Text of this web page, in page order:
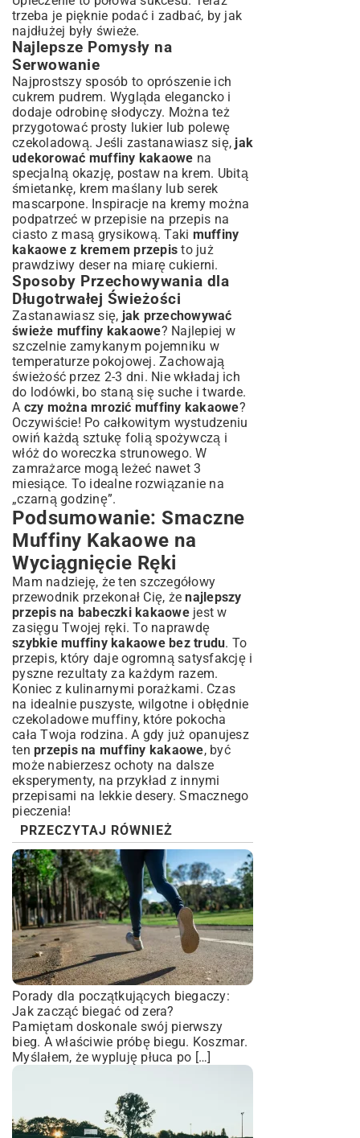
trzeba je pięknie podać i zadbać, by jak
najdłużej były świeże.
Najlepsze Pomysły na
Serwowanie
Najprostszy sposób to oprószenie ich
cukrem pudrem. Wygląda elegancko i
dodaje odrobinę słodyczy. Można też
przygotować prosty lukier lub polewę
czekoladową. Jeśli zastanawiasz się, jak
udekorować muffiny kakaowe na
specjalną okazję, postaw na krem. Ubitą
śmietankę, krem maślany lub serek
mascarpone. Inspiracje na kremy można
podpatrzeć w przepisie na przepis na
ciasto z masą grysikową. Taki muffiny
kakaowe z kremem przepis to już
prawdziwy deser na miarę cukierni.
Sposoby Przechowywania dla
Długotrwałej Świeżości
Zastanawiasz się, jak przechowywać
świeże muffiny kakaowe? Najlepiej w
szczelnie zamykanym pojemniku w
temperaturze pokojowej. Zachowają
świeżość przez 2-3 dni. Nie wkładaj ich
do lodówki, bo staną się suche i twarde.
A czy można mrozić muffiny kakaowe?
Oczywiście! Po całkowitym wystudzeniu
owiń każdą sztukę folią spożywczą i
włóż do woreczka strunowego. W
zamrażarce mogą leżeć nawet 3
miesiące. To idealne rozwiązanie na
„czarną godzinę”.
Podsumowanie: Smaczne
Muffiny Kakaowe na
Wyciągnięcie Ręki
Mam nadzieję, że ten szczegółowy
przewodnik przekonał Cię, żenajlepszy
przepis na babeczki kakaowejest w
zasięgu Twojej ręki. To naprawdę
szybkie muffiny kakaowe bez trudu. To
przepis, który daje ogromną satysfakcję i
pyszne rezultaty za każdym razem.
Koniec z kulinarnymi porażkami. Czas
na idealnie puszyste, wilgotne i obłędnie
czekoladowe muffiny, które pokocha
cała Twoja rodzina. A gdy już opanujesz
ten przepis na muffiny kakaowe, być
może nabierzesz ochoty na dalsze
eksperymenty, na przykład z innymi
przepisami na lekkie desery. Smacznego
pieczenia!
PRZECZYTAJ RÓWNIEŻ
Porady dla początkujących biegaczy:
Jak zacząć biegać od zera?
Pamiętam doskonale swój pierwszy
bieg. A właściwie próbę biegu. Koszmar.
Myślałem, że wypluję płuca po […]